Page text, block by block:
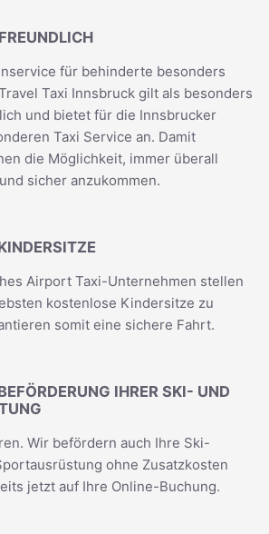
für behinderte besonders
Taxi Innsbruck gilt als besonders
und bietet für die Innsbrucker
Taxi Service an. Damit
die Möglichkeit, immer überall
sicher anzukommen.
Airport Taxi-Unternehmen stellen
kostenlose Kindersitze zu
somit eine sichere Fahrt.
IHRER SKI- UND
Wir befördern auch Ihre Ski-
ohne Zusatzkosten
jetzt auf Ihre Online-Buchung.